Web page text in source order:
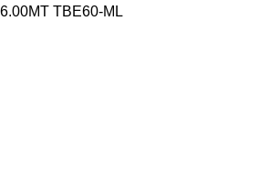
6.00MT TBE60-ML